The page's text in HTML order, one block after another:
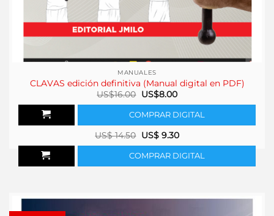
MANUALES
CLAVAS edición definitiva (Manual digital en PDF)
US$16.00 El
precio
original
era:
US$16.00.
US$8.00El
actual
es:
US$8.00.
COMPRAR DIGITAL
US$14.50 US$ 9.30
COMPRAR DIGITAL